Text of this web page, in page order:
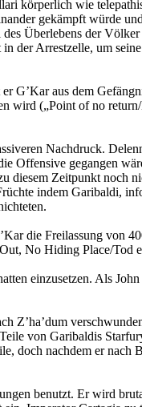
körperlich wie
gekämpft würde
Überlebens der
Arrestzelle, um
aus dem
(„Point of no
Nachdruck.
Offensive gegangen
diesem Zeitpunkt
indem Garibaldi,
die Freilassung von
No Hiding Place/Tod
einzusetzen. Als
Z’ha’dum
von Garibaldis
doch nachdem er
benutzt. Er wird